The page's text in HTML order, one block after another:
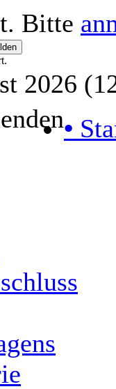
Bitte
2026
•